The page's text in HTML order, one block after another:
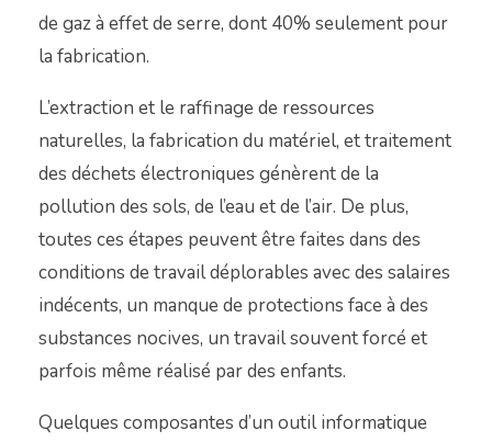
de gaz à effet de serre, dont 40% seulement pour
la fabrication.
L’extraction et le raffinage de ressources
naturelles, la fabrication du matériel, et traitement
des déchets électroniques génèrent de la
pollution des sols, de l’eau et de l’air. De plus,
toutes ces étapes peuvent être faites dans des
conditions de travail déplorables avec des salaires
indécents, un manque de protections face à des
substances nocives, un travail souvent forcé et
parfois même réalisé par des enfants.
Quelques composantes d’un outil informatique